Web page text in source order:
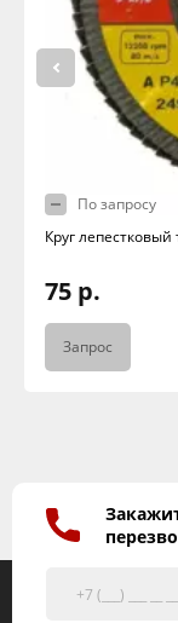
По запросу
Круг
75 р.
Запрос